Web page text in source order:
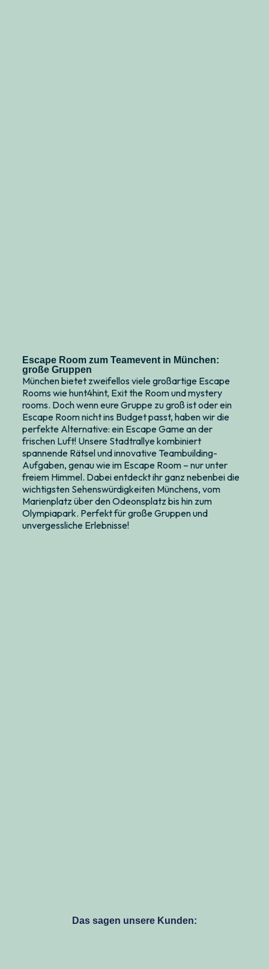
Escape Room zum Teamevent in München:
große Gruppen
München bietet zweifellos viele großartige Escape
Rooms wie hunt4hint, Exit the Room und mystery
rooms. Doch wenn eure Gruppe zu groß ist oder ein
Escape Room nicht ins Budget passt, haben wir die
perfekte Alternative: ein Escape Game an der
frischen Luft! Unsere Stadtrallye kombiniert
spannende Rätsel und innovative Teambuilding-
Aufgaben, genau wie im Escape Room – nur unter
freiem Himmel. Dabei entdeckt ihr ganz nebenbei die
wichtigsten Sehenswürdigkeiten Münchens, vom
Marienplatz über den Odeonsplatz bis hin zum
Olympiapark. Perfekt für große Gruppen und
unvergessliche Erlebnisse!
Das sagen unsere Kunden: